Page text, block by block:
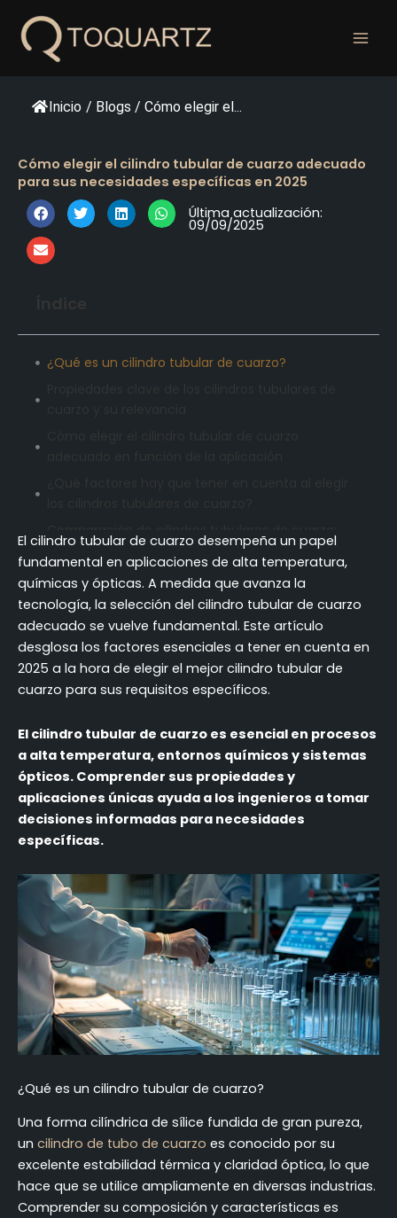
contenido
Inicio / Blogs / Cómo elegir el...
Cómo elegir el cilindro tubular de cuarzo adecuado
para sus necesidades específicas en 2025
Última actualización:
09/09/2025
¿Qué es un cilindro tubular de cuarzo?
¿Cuál se adapta mejor a sus necesidades?
Coste y rendimiento de los cilindros tubulares de
cuarzo
¿Cómo garantizar la calidad de los cilindros
tubulares de cuarzo de su proveedor?
¿Cuáles son los errores más comunes que hay
que evitar al elegir cilindros tubulares de cuarzo?
necesidades de cilindros de tubo de cuarzo
FAQ (Preguntas más frecuentes)
El cilindro tubular de cuarzo desempeña un papel
fundamental en aplicaciones de alta temperatura,
químicas y ópticas. A medida que avanza la
tecnología, la selección del cilindro tubular de cuarzo
adecuado se vuelve fundamental. Este artículo
desglosa los factores esenciales a tener en cuenta en
2025 a la hora de elegir el mejor cilindro tubular de
cuarzo para sus requisitos específicos.
El cilindro tubular de cuarzo es esencial en procesos
a alta temperatura, entornos químicos y sistemas
ópticos. Comprender sus propiedades y
aplicaciones únicas ayuda a los ingenieros a tomar
decisiones informadas para necesidades
específicas.
¿Qué es un cilindro tubular de cuarzo?
Una forma cilíndrica de sílice fundida de gran pureza,
un cilindro de tubo de cuarzo es conocido por su
excelente estabilidad térmica y claridad óptica, lo que
hace que se utilice ampliamente en diversas industrias.
Comprender su composición y características es